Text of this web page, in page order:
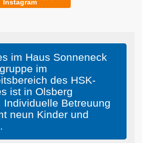
im Haus Sonneneck
im
des HSK-
ist in Olsberg
Individuelle Betreuung
neun Kinder und